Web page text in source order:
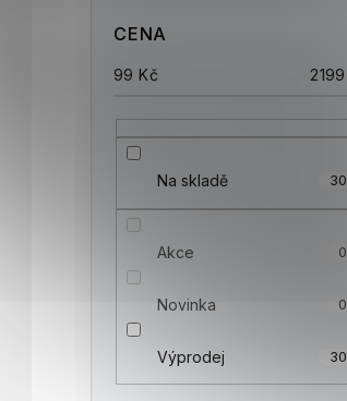
CENA
99 Kč 2199
Na skladě 30
Akce 0
Novinka 0
Výprodej 30